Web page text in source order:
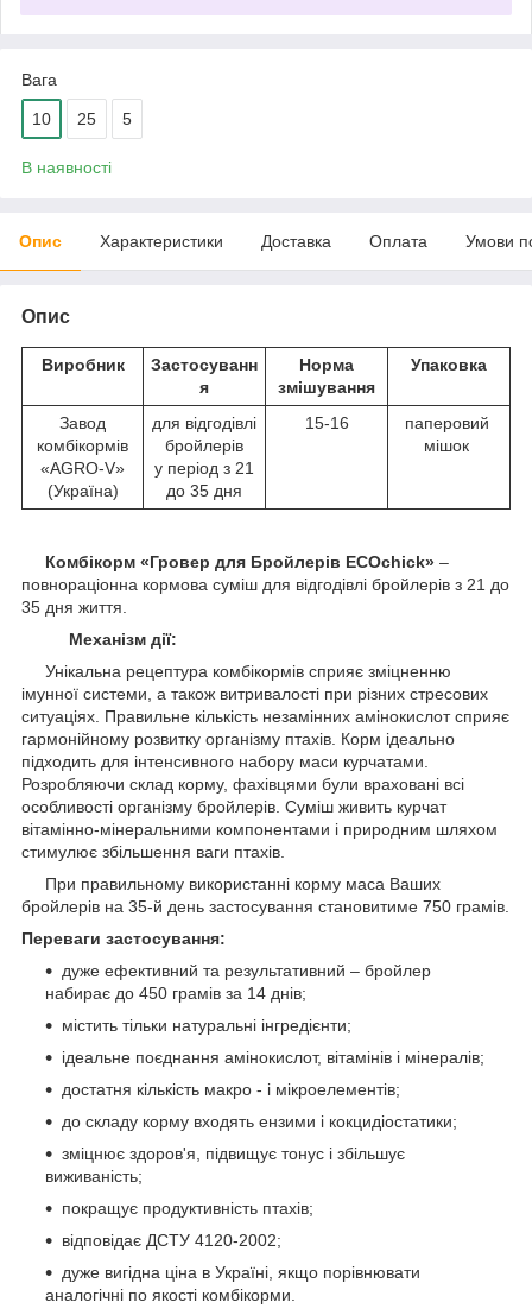
Вага
10 25 5
В наявності
Опис Характеристики Доставка Оплата Умови
Опис
Виробник
Застосуванн
я
Норма
змішування
Упаковка
Завод
комбікормів
«AGRO-V»
(Україна)
для відгодівлі
бройлерів
у період з 21
до 35 дня
15-16
паперовий
мішок
Комбікорм «Гровер для Бройлерів ECOchick» –
повнораціонна кормова суміш для відгодівлі бройлерів з 21 до
35 дня життя.
Механізм дії:
Унікальна рецептура комбікормів сприяє зміцненню
імунної системи, а також витривалості при різних стресових
ситуаціях. Правильне кількість незамінних амінокислот сприяє
гармонійному розвитку організму птахів. Корм ідеально
підходить для інтенсивного набору маси курчатами.
Розробляючи склад корму, фахівцями були враховані всі
особливості організму бройлерів. Суміш живить курчат
вітамінно-мінеральними компонентами і природним шляхом
стимулює збільшення ваги птахів.
При правильному використанні корму маса Ваших
бройлерів на 35-й день застосування становитиме 750 грамів.
Переваги застосування:
дуже ефективний та результативний – бройлер
набирає до 450 грамів за 14 днів;
містить тільки натуральні інгредієнти;
ідеальне поєднання амінокислот, вітамінів і мінералів;
достатня кількість макро - і мікроелементів;
до складу корму входять ензими і кокцидіостатики;
зміцнює здоров'я, підвищує тонус і збільшує
виживаність;
покращує продуктивність птахів;
відповідає ДСТУ 4120-2002;
дуже вигідна ціна в Україні, якщо порівнювати
аналогічні по якості комбікорми.